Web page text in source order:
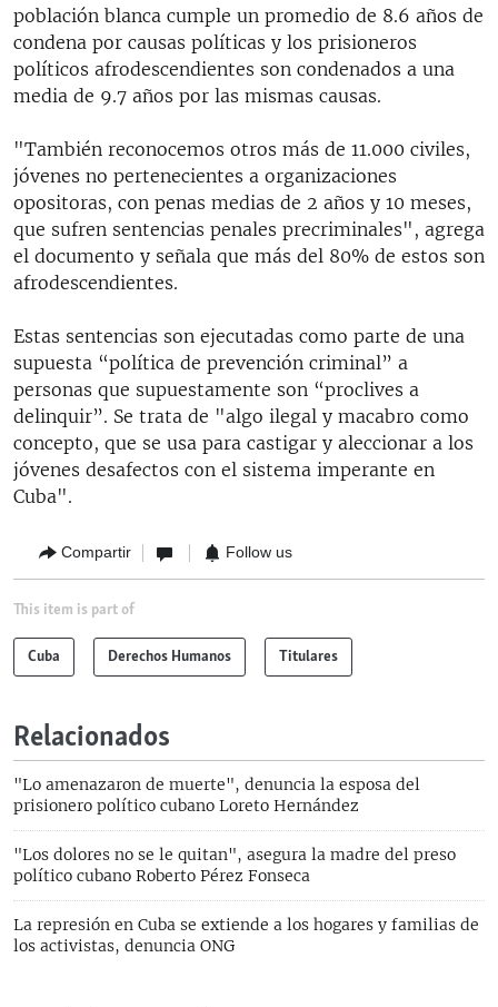
población blanca cumple un promedio de 8.6 años de
condena por causas políticas y los prisioneros
políticos afrodescendientes son condenados a una
media de 9.7 años por las mismas causas.
"También reconocemos otros más de 11.000 civiles,
jóvenes no pertenecientes a organizaciones
opositoras, con penas medias de 2 años y 10 meses,
que sufren sentencias penales precriminales", agrega
el documento y señala que más del 80% de estos son
afrodescendientes.
Estas sentencias son ejecutadas como parte de una
supuesta “política de prevención criminal” a
personas que supuestamente son “proclives a
delinquir”. Se trata de "algo ilegal y macabro como
concepto, que se usa para castigar y aleccionar a los
jóvenes desafectos con el sistema imperante en
Cuba".
Compartir Follow us
This item is part of
Cuba Derechos Humanos Titulares
Relacionados
"Lo amenazaron de muerte", denuncia la esposa del
prisionero político cubano Loreto Hernández
"Los dolores no se le quitan", asegura la madre del preso
político cubano Roberto Pérez Fonseca
La represión en Cuba se extiende a los hogares y familias de
los activistas, denuncia ONG